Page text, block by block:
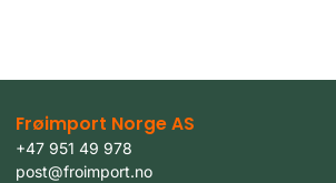
Frøimport Norge AS
+47 951 49 978
post@froimport.no